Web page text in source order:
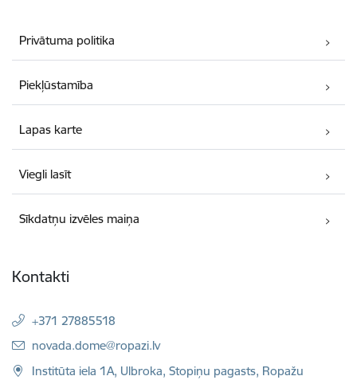
Privātuma politika
Piekļūstamība
Lapas karte
Viegli lasīt
Sīkdatņu izvēles maiņa
Kontakti
+371 27885518
E-pasts:
novada.dome@ropazi.lv
Institūta iela 1A, Ulbroka, Stopiņu pagasts, Ropažu